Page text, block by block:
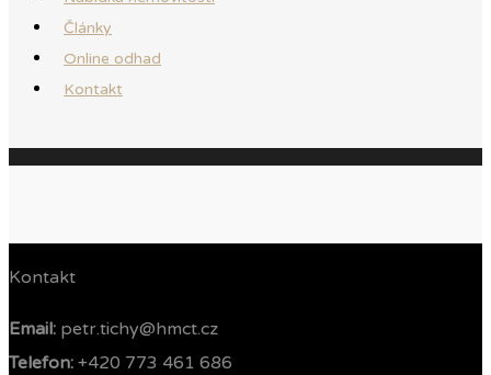
Články
Online odhad
Kontakt
Kontakt
Email: petr.tichy@hmct.cz
Telefon: ‭ +420 773 461 686‬